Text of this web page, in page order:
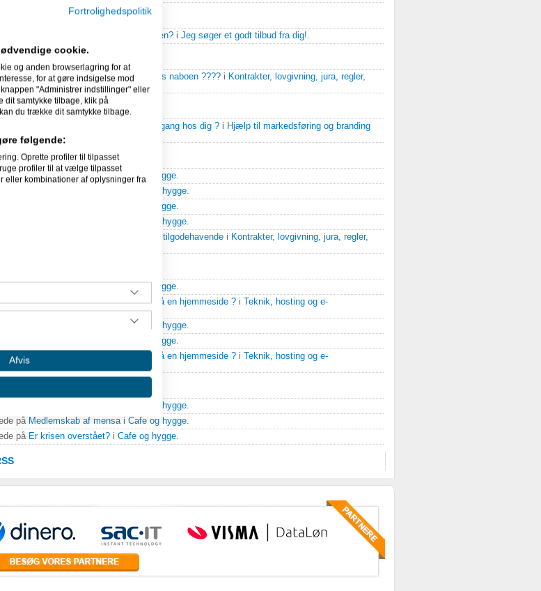
Er du landmåler, eller kender du en? i Jeg søger et godt tilbud fra dig!.
påGLS - vi afleverer dine pakker hos naboen ???? i Kontrakter, lovgivning, jura, regler,
.
Slogan hvilke tanker sætter det igang hos dig ? i Hjælp til markedsføring og branding
påEr krisen overstået?iCafe og hygge.
på Cafe og hygge.
Cafe og hygge.
Cafe og hygge.
Dårlige betalere og inddrivelse af tilgodehavende i Kontrakter, lovgivning, jura, regler,
Cafe og hygge.
påHvor mange MB går der typisk på en hjemmeside ? i
Teknik, hosting og e-
.
Cafe og hygge.
Cafe og hygge.
påHvor mange MB går der typisk på en hjemmeside ? i
Teknik, hosting og e-
Cafe og hygge.
på Medlemskab af mensai Cafe og hygge.
på Er krisen overstået? i Cafe og hygge.
Fortrolighedspolitik
cookie.
og anden browserlagring for at
for at gøre indsigelse mod
"Administrer indstillinger" eller
dit samtykke tilbage, klik på
du trække dit samtykke tilbage.
følgende:
Oprette profiler til tilpasset
profiler til at vælge tilpasset
eller kombinationer af oplysninger fra
Afvis